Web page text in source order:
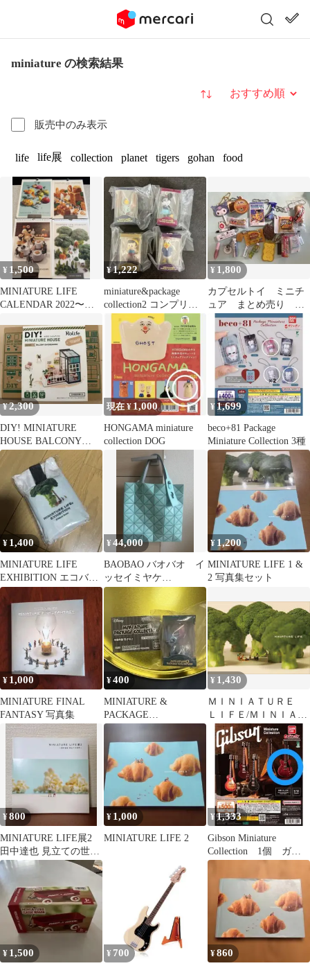
miniature の検索結果
販売中のみ表示
並び替え
life life展 collection planet tigers gohan food
¥ 1,500
MINIATURE LIFE
CALENDAR 2022〜
¥1,222
miniature&package
collection2 コンプリー
¥ 1,800
カプセルトイ ミニチ
ュア まとめ売り ガ
チャガチャ miniature
¥2,300
DIY! MINIATURE
HOUSE BALCONY
DAYDREAMING
現在 ¥ 1,000
HONGAMA miniature
collection DOG
¥1,699
beco+81 Package
Miniature Collection 3種
¥ 1,400
MINIATURE LIFE
EXHIBITION エコバッ
グ
¥44,000
BAOBAO バオバオ イ
ッセイミヤケ
MINIATURE
¥ 1,200
MINIATURE LIFE 1 &
2 写真集セット
¥ 1,000
MINIATURE FINAL
FANTASY 写真集
¥400
MINIATURE &
PACKAGE
COLLECTION スティ
ッチ
¥ 1,430
ＭＩＮＩＡＴＵＲＥ
ＬＩＦＥ/ＭＩＮＩＡＴ
ＵＲＥ ＣＡＬＥＮＤ
ＡＲ/ＭＩＮＩＡＴＵＲ
Ｅ ＣＡＬＥＮＤＡＲ
（単行本（ソフトカバ
ー））
¥800
MINIATURE LIFE展2
田中達也 見立ての世界
図録
¥ 1,000
MINIATURE LIFE 2
¥1,333
Gibson Miniature
Collection 1個 ガチ
ャ 5
¥ 1,500 ¥ 700 ¥860